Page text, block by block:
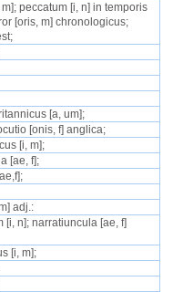
peccatum [i, n] in temporis
[oris, m] chronologicus;
[a, um];
[onis, f] anglica;
[i, m];
[ae, f];
adj.:
n]; narratiuncula [ae, f]
[i, m];